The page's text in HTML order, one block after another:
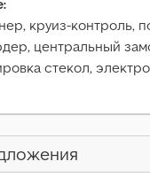
круиз-контроль,
центральный
стекол,